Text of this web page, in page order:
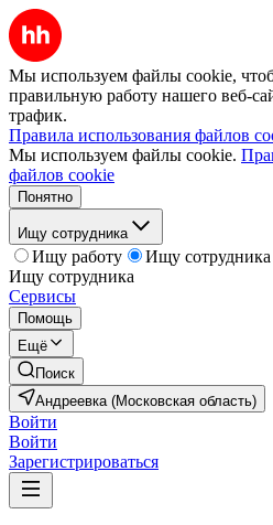
Мы используем файлы cookie,
правильную работу нашего веб-
трафик.
Правила использования файлов
Мы используем файлы cookie.
файлов cookie
Понятно
Ищу сотрудника
Ищу работу
Ищу сотрудника
Ищу сотрудника
Сервисы
Помощь
Ещё
Поиск
Андреевка (Московская область)
Войти
Войти
Зарегистрироваться